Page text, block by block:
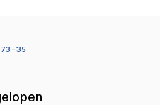
35